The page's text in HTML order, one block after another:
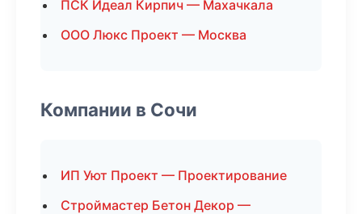
ПСК Идеал Кирпич — Махачкала
ООО Люкс Проект — Москва
Компании в Сочи
ИП Уют Проект — Проектирование
Строймастер Бетон Декор —